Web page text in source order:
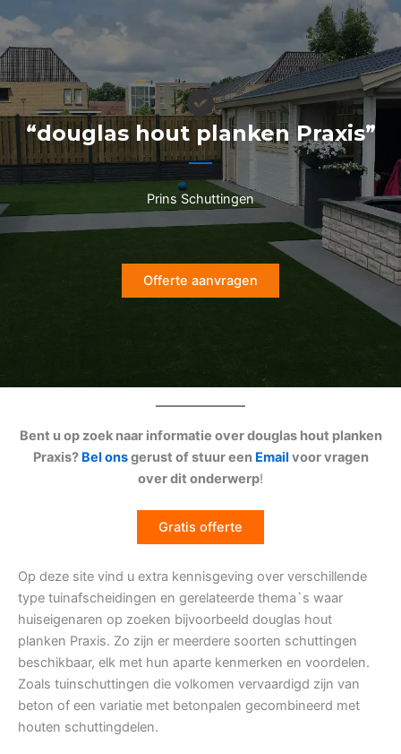
naar
de
inhoud
“douglas hout planken Praxis”
Prins Schuttingen
Offerte aanvragen
Bent u op zoek naar informatie over douglas hout planken
Praxis? Bel onsgerust of stuur een Email voor vragen
over dit onderwerp!
Gratis offerte
Op deze site vind u extra kennisgeving over verschillende
type tuinafscheidingen en gerelateerde thema`s waar
huiseigenaren op zoeken bijvoorbeeld douglas hout
planken Praxis. Zo zijn er meerdere soorten schuttingen
beschikbaar, elk met hun aparte kenmerken en voordelen.
Zoals tuinschuttingen die volkomen vervaardigd zijn van
beton of een variatie met betonpalen gecombineerd met
houten schuttingdelen.